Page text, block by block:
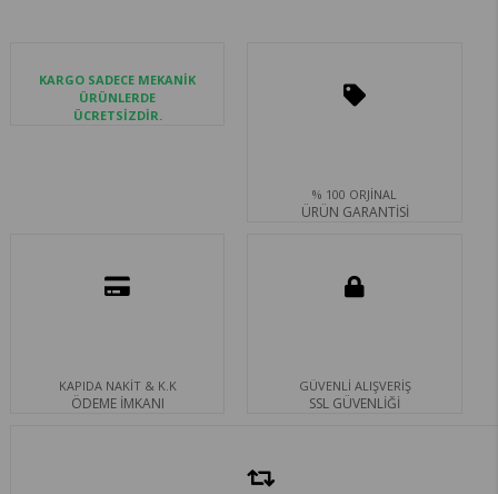
KARGO SADECE MEKANİK
ÜRÜNLERDE
ÜCRETSİZDİR.
% 100 ORJİNAL
ÜRÜN GARANTİSİ
KAPIDA NAKİT & K.K
ÖDEME İMKANI
GÜVENLİ ALIŞVERİŞ
SSL GÜVENLİĞİ